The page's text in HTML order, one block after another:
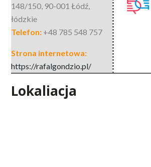
148/150, 90-001 Łódź,
łódzkie
Telefon: +48 785 548 757
Strona internetowa:
https://rafalgondzio.pl/
Lokaliacja